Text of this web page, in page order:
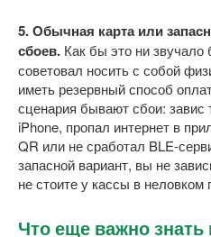
5. Обычная карта или
сбоев. Как бы это ни
советовал носить с собой
иметь резервный способ
сценария бывают сбои: завис
iPhone, пропал интернет в
QR или не сработал BLE-
запасной вариант, вы не
не стоите у кассы в неловком
Что еще важно